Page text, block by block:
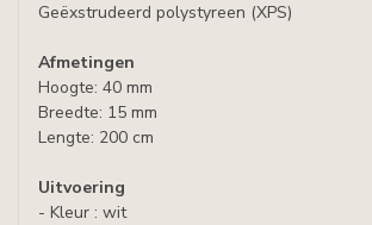
Geëxstrudeerd polystyreen (XPS)
Afmetingen
Hoogte: 40 mm
Breedte: 15 mm
Lengte: 200 cm
Uitvoering
- Kleur : wit